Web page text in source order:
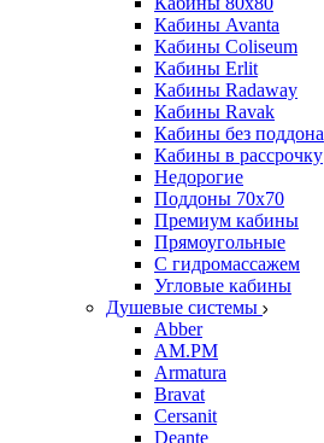
Кабины Avanta
Кабины Coliseum
Кабины Erlit
Кабины Radaway
Кабины Ravak
Кабины без поддона
Кабины в рассрочку
Недорогие
Поддоны 70x70
Премиум кабины
Прямоугольные
С гидромассажем
Угловые кабины
Душевые системы
Abber
AM.PM
Armatura
Bravat
Cersanit
Deante